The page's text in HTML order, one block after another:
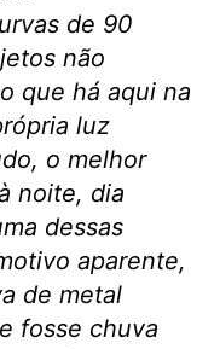
de 90
não
que há aqui na
luz
o melhor
noite, dia
dessas
aparente,
de metal
fosse chuva